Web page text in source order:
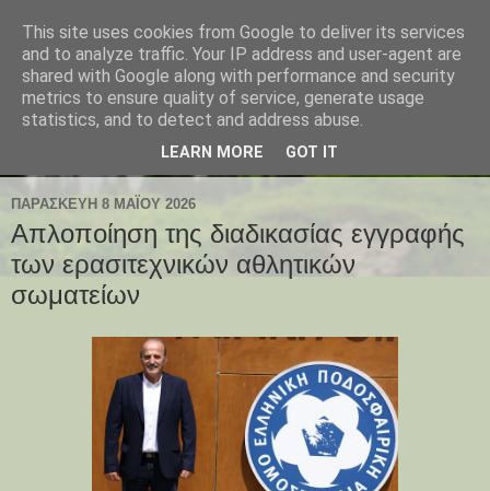
ΠΑΡΑΣΚΕΥΉ 8 ΜΑΪ́ΟΥ 2026
Απλοποίηση της διαδικασίας εγγραφής
των ερασιτεχνικών αθλητικών
σωματείων
This site uses cookies from Google to deliver its services
and to analyze traffic. Your IP address and user-agent are
shared with Google along with performance and security
metrics to ensure quality of service, generate usage
statistics, and to detect and address abuse.
LEARN MORE GOT IT